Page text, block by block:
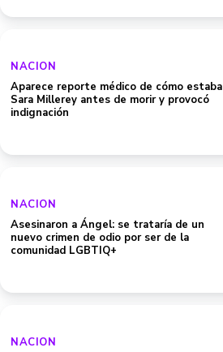
NACION
Aparece reporte médico de cómo estaba
Sara Millerey antes de morir y provocó
indignación
NACION
Asesinaron a Ángel: se trataría de un
nuevo crimen de odio por ser de la
comunidad LGBTIQ+
NACION